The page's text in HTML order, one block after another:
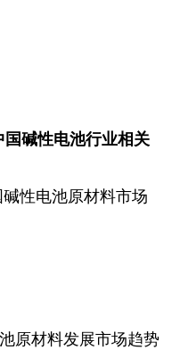
国碱性电池行业相关
性电池原材料市场
原材料发展市场趋势